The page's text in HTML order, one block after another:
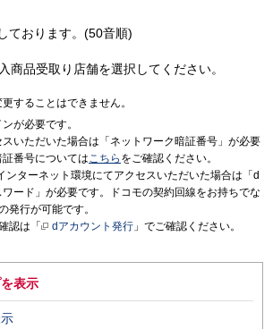
ております。(50音順)
商品受取り店舗を選択してください。
することはできません。
が必要です。
スいただいた場合は「ネットワーク暗証番号」が必要
番号についてはこちら をご確認ください。
ンターネット環境にてアクセスいただいた場合は「d
ード」が必要です。ドコモの契約回線をお持ちでな
発行が可能です。
認は「
dアカウント発行 」でご確認ください。
表示